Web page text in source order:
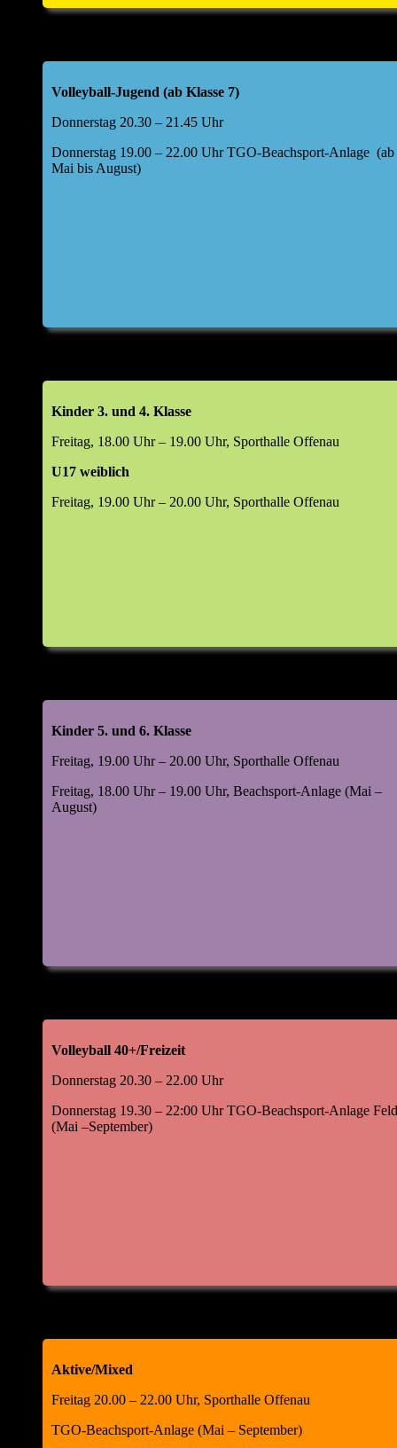
Volleyball-Jugend (ab Klasse 7)
Donnerstag 20.30 – 21.45 Uhr
Donnerstag 19.00 – 22.00 Uhr TGO-Beachsport-Anlage (ab
Mai bis August)
Kinder 3. und 4. Klasse
Freitag, 18.00 Uhr – 19.00 Uhr, Sporthalle Offenau
U17 weiblich
Freitag, 19.00 Uhr – 20.00 Uhr, Sporthalle Offenau
Kinder 5. und 6. Klasse
Freitag, 19.00 Uhr – 20.00 Uhr, Sporthalle Offenau
Freitag, 18.00 Uhr – 19.00 Uhr, Beachsport-Anlage (Mai –
August)
Volleyball 40+/Freizeit
Donnerstag 20.30 – 22.00 Uhr
Donnerstag 19.30 – 22:00 Uhr TGO-Beachsport-Anlage
(Mai –September)
Aktive/Mixed
Freitag 20.00 – 22.00 Uhr, Sporthalle Offenau
TGO-Beachsport-Anlage (Mai – September)